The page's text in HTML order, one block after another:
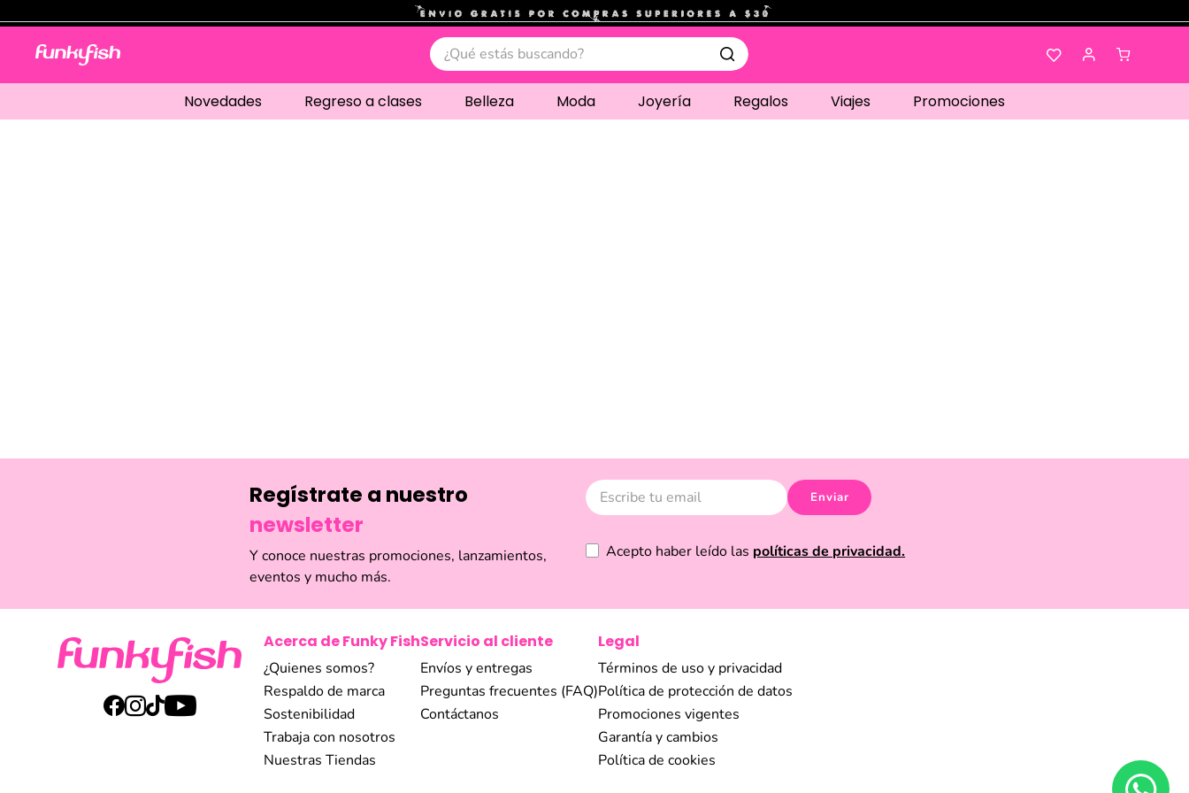
.
¿Qué estás buscando?
Novedades Regreso a clases Belleza Moda Joyería Regalos Viajes Promociones
Regístrate a nuestro
newsletter
Y conoce nuestras promociones, lanzamientos,
eventos y mucho más.
Enviar
Acepto haber leído las políticas de privacidad.
Acerca de Funky Fish
¿Quienes somos?
Respaldo de marca
Sostenibilidad
Trabaja con nosotros
Nuestras Tiendas
Servicio al cliente
Envíos y entregas
Preguntas frecuentes (FAQ)
Contáctanos
Legal
Términos de uso y privacidad
Política de protección de datos
Promociones vigentes
Garantía y cambios
Política de cookies